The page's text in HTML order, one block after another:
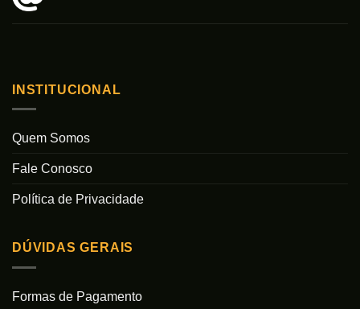
INSTITUCIONAL
Quem Somos
Fale Conosco
Política de Privacidade
DÚVIDAS GERAIS
Formas de Pagamento